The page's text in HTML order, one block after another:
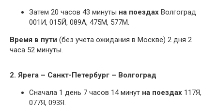
Затем 20 часов 43 минуты на поездах Волгоград
001И, 015Й, 089А, 475М, 577М.
Время в пути (без учета ожидания в Москве) 2 дня 2
часа 52 минуты.
2. Ярега – Санкт-Петербург – Волгоград
Сначала 1 день 7 часов 14 минут на поездах 117Я,
077Я, 093Я.